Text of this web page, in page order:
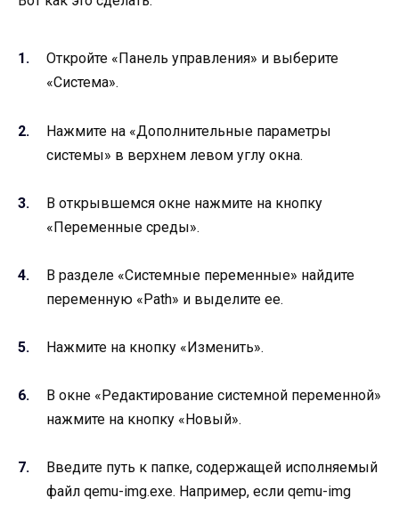
Откройте «Панель управления» и выберите
«Система».
Нажмите на «Дополнительные параметры
системы» в верхнем левом углу окна.
В открывшемся окне нажмите на кнопку
«Переменные среды».
В разделе «Системные переменные» найдите
переменную «Path» и выделите ее.
Нажмите на кнопку «Изменить».
В окне «Редактирование системной переменной»
нажмите на кнопку «Новый».
Введите путь к папке, содержащей исполняемый
файл qemu-img.exe. Например, если qemu-img